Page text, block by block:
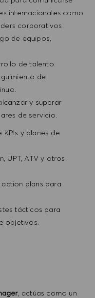
internacionales como
corporativos.
de equipos,
de talento.
de
y superar
de servicio.
y planes de
UPT, ATV y otros
plans para
tácticos para
objetivos.
, actúas como un